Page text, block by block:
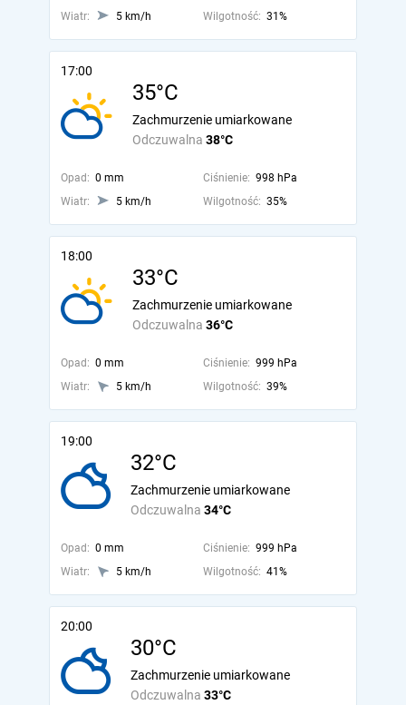
Wiatr:
5 km/h Wilgotność: 31%
17:00
35°C
Odczuwalna 38°C
Zachmurzenie umiarkowane
Opad: 0 mm Ciśnienie: 998 hPa
Wiatr:
5 km/h Wilgotność: 35%
18:00
33°C
Odczuwalna 36°C
Zachmurzenie umiarkowane
Opad: 0 mm Ciśnienie: 999 hPa
Wiatr:
5 km/h Wilgotność: 39%
19:00
32°C
Odczuwalna 34°C
Zachmurzenie umiarkowane
Opad: 0 mm Ciśnienie: 999 hPa
Wiatr:
5 km/h Wilgotność: 41%
20:00
30°C
Odczuwalna 33°C
Zachmurzenie umiarkowane